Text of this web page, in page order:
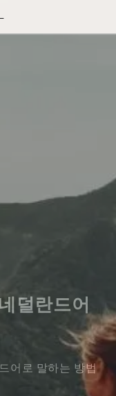
덜란드어
어로 말하는 방법